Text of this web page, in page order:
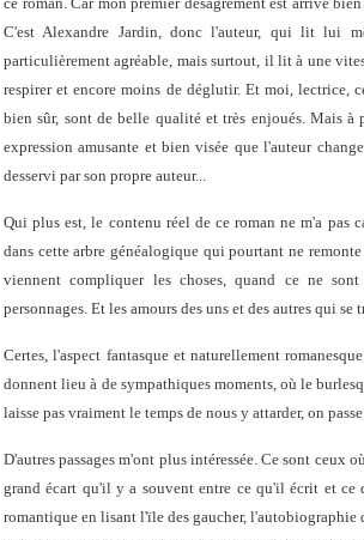
C'est Alexandre Jardin, donc l'auteur, qui lit lui
particulièrement agréable, mais surtout, il lit à une
respirer et encore moins de déglutir. Et moi, lectrice,
bien sûr, sont de belle qualité et très enjoués. Mais
expression amusante et bien visée que l'auteur
desservi par son propre auteur...
Qui plus est, le contenu réel de ce roman ne m'a pas
dans cette arbre généalogique qui pourtant ne
viennent compliquer les choses, quand ce ne
personnages. Et les amours des uns et des autres qui
Certes, l'aspect fantasque et naturellement
donnent lieu à de sympathiques moments, où le
laisse pas vraiment le temps de nous y attarder, on
D'autres passages m'ont plus intéressée. Ce sont ceux
grand écart qu'il y a souvent entre ce qu'il écrit et
romantique en lisant l'ïle des gaucher, l'autobiographie